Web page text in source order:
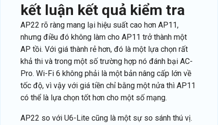
kết luận kết quả kiểm tra
AP22 rõ ràng mang lại hiệu suất cao hơn AP11,
nhưng điều đó không làm cho AP11 trở thành một
AP tồi. Với giá thành rẻ hơn, đó là một lựa chọn rất
khả thi và trong một số trường hợp nó đánh bại AC-
Pro. Wi-Fi 6 không phải là một bản nâng cấp lớn về
tốc độ, vì vậy với giá tiền chỉ bằng một nửa thì AP11
có thể là lựa chọn tốt hơn cho một số mạng.
AP22 so với U6-Lite cũng là một sự so sánh thú vị.